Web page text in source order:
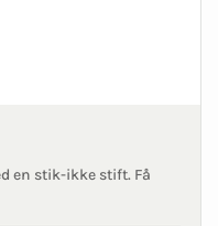
en stik-ikke stift. Få